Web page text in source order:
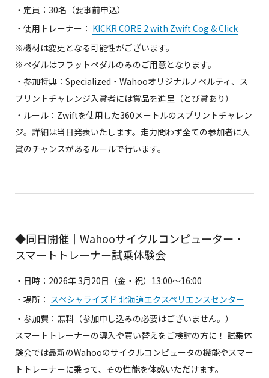
・定員：30名（要事前申込）
・使用トレーナー： KICKR CORE 2 with Zwift Cog & Click
※機材は変更となる可能性がございます。
※ペダルはフラットペダルのみのご用意となります。
・参加特典：Specialized・Wahooオリジナルノベルティ、ス
プリントチャレンジ入賞者には賞品を進呈（とび賞あり）
・ルール：Zwiftを使用した360メートルのスプリントチャレン
ジ。詳細は当日発表いたします。走力問わず全ての参加者に入
賞のチャンスがあるルールで行います。
◆同日開催｜Wahooサイクルコンピューター・
スマートトレーナー試乗体験会
・日時：2026年 3月20日（金・祝）13:00〜16:00
・場所： スペシャライズド 北海道エクスペリエンスセンター
・参加費：無料（参加申し込みの必要はございません。）
スマートトレーナーの導入や買い替えをご検討の方に！ 試乗体
験会では最新のWahooのサイクルコンピュータの機能やスマー
トトレーナーに乗って、その性能を体感いただけます。